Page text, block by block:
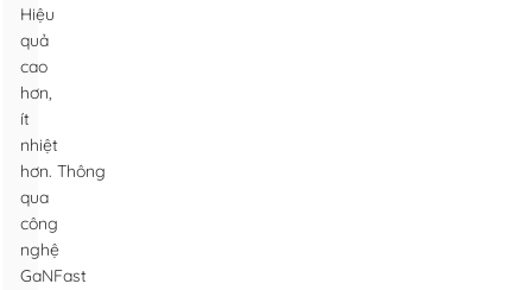
Hiệu
quả
cao
hơn,
ít
nhiệt
hơn. Thông
qua
công
nghệ
GaNFast